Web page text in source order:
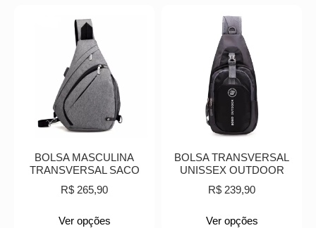
BOLSA MASCULINA
TRANSVERSAL SACO
R$ 265,90
Ver opções
BOLSA TRANSVERSAL
UNISSEX OUTDOOR
R$ 239,90
Ver opções